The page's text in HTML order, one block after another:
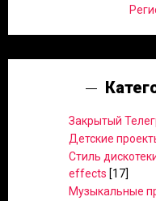
Закрытый
Детские
Стиль
effects [17]
Музыкальные